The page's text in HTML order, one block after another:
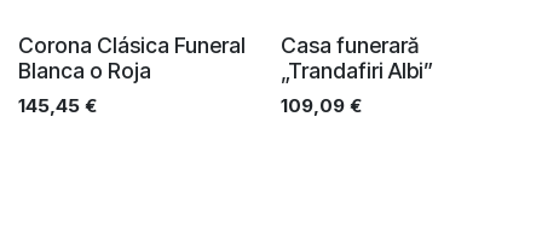
Corona Clásica Funeral
Blanca o Roja
145,45 €
Casa funerară
„Trandafiri Albi”
109,09€